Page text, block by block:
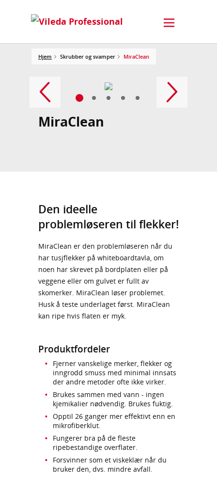
Hjem Skrubber og svamper MiraClean
MiraClean
Den ideelle
problemløseren til flekker!
MiraClean er den problemløseren når du
har tusjflekker på whiteboardtavla, om
noen har skrevet på bordplaten eller på
veggene eller om gulvet er fullt av
skomerker. MiraClean løser problemet.
Husk å teste underlaget først. MiraClean
kan ripe hvis flaten er myk.
Produktfordeler
Fjerner vanskelige merker, flekker og
inngrodd smuss med minimal innsats
der andre metoder ofte ikke virker.
Brukes sammen med vann - ingen
kjemikalier nødvendig. Brukes fuktig.
Opptil 26 ganger mer effektivt enn en
mikrofiberklut.
Fungerer bra på de fleste
ripebestandige overflater.
Forsvinner som et viskeklær når du
bruker den, dvs. mindre avfall.